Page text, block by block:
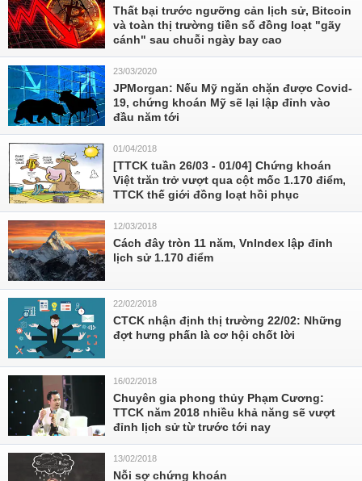
Thất bại trước ngưỡng cản lịch sử, Bitcoin
và toàn thị trường tiền số đồng loạt "gãy
cánh" sau chuỗi ngày bay cao
23/03/2020
JPMorgan: Nếu Mỹ ngăn chặn được Covid-
19, chứng khoán Mỹ sẽ lại lập đỉnh vào
đầu năm tới
01/04/2018
[TTCK tuần 26/03 - 01/04] Chứng khoán
Việt trăn trở vượt qua cột mốc 1.170 điểm,
TTCK thế giới đồng loạt hồi phục
12/03/2018
Cách đây tròn 11 năm, VnIndex lập đỉnh
lịch sử 1.170 điểm
22/02/2018
CTCK nhận định thị trường 22/02: Những
đợt hưng phấn là cơ hội chốt lời
16/02/2018
Chuyên gia phong thủy Phạm Cương:
TTCK năm 2018 nhiều khả năng sẽ vượt
đỉnh lịch sử từ trước tới nay
13/02/2018
Nỗi sợ chứng khoán